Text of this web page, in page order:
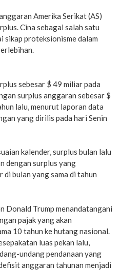
Amerika Serikat (AS)
Cina sebagai salah satu
sikap proteksionisme dalam
sebesar $ 49 miliar pada
surplus anggaran sebesar $
lalu, menurut laporan data
yang dirilis pada hari Senin
kalender, surplus bulan lalu
dengan surplus yang
di bulan yang sama di tahun
Donald Trump menandatangani
pajak yang akan
10 tahun ke hutang nasional.
luas pekan lalu,
undang pendanaan yang
anggaran tahunan menjadi